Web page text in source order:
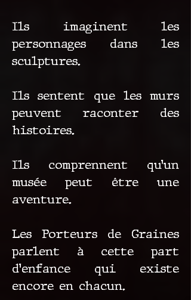
Ils imaginent les
personnages dans les
sculptures.
Ils sentent que les murs
peuvent raconter des
histoires.
Ils comprennent qu’un
musée peut être une
aventure.
Les Porteurs de Graines
parlent à cette part
d’enfance qui existe
encore en chacun.